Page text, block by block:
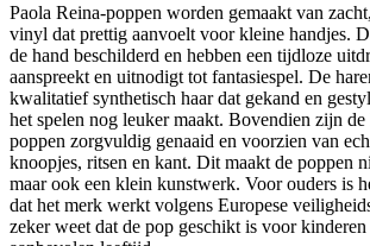
Paola Reina-poppen worden gemaakt van
vinyl dat prettig aanvoelt voor kleine handjes.
de hand beschilderd en hebben een tijdloze
aanspreekt en uitnodigt tot fantasiespel. De
kwalitatief synthetisch haar dat gekand en
het spelen nog leuker maakt. Bovendien zijn
poppen zorgvuldig genaaid en voorzien van
knoopjes, ritsen en kant. Dit maakt de poppen
maar ook een klein kunstwerk. Voor ouders is
dat het merk werkt volgens Europese
zeker weet dat de pop geschikt is voor